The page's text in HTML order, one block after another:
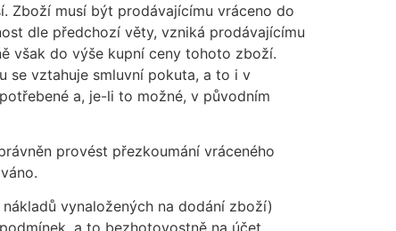
Zboží musí být prodávajícímu vráceno do
dle předchozí věty, vzniká prodávajícímu
však do výše kupní ceny tohoto zboží.
se vztahuje smluvní pokuta, a to i v
a, je-li to možné, v původním
provést přezkoumání vráceného
vynaložených na dodání zboží)